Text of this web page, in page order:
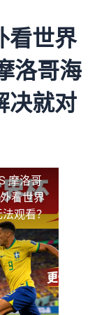
看世界
洛哥海
决就对
摩洛哥
看世界
观看？